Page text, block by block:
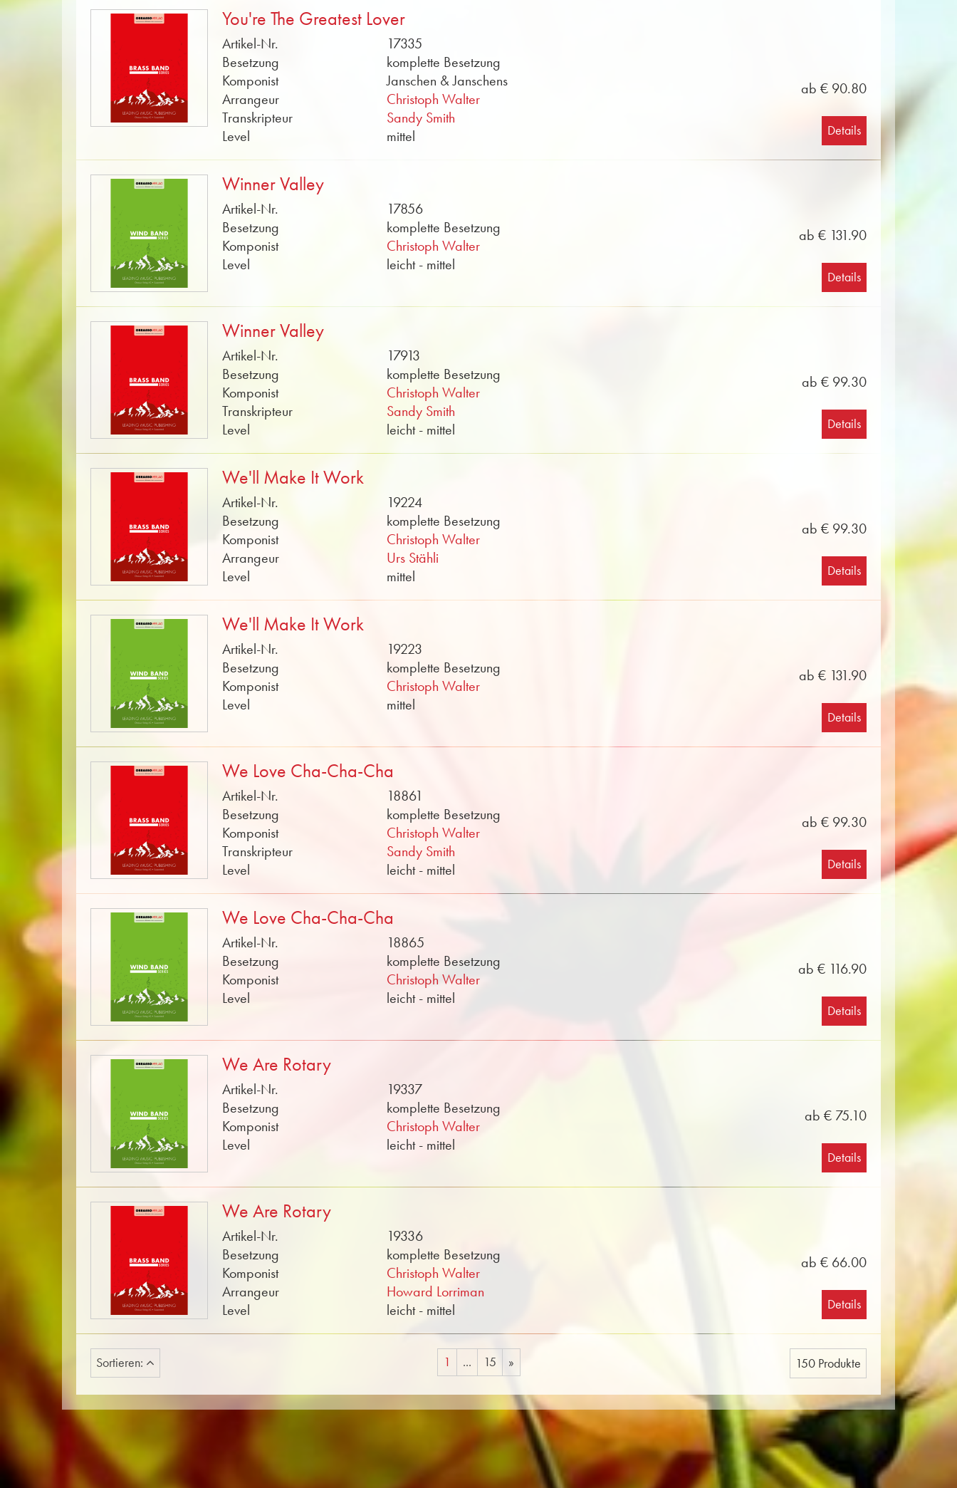
You're The Greatest Lover
Artikel-Nr.
17335
Besetzung
komplette Besetzung
Komponist
Janschen & Janschens
Arrangeur
Christoph Walter
Transkripteur
Sandy Smith
Level
mittel
ab € 90.80
Details
Winner Valley
Artikel-Nr.
17856
Besetzung
komplette Besetzung
Komponist
Christoph Walter
Level
leicht - mittel
ab € 131.90
Details
Winner Valley
Artikel-Nr.
17913
Besetzung
komplette Besetzung
Komponist
Christoph Walter
Transkripteur
Sandy Smith
Level
leicht - mittel
ab € 99.30
Details
We'll Make It Work
Artikel-Nr.
19224
Besetzung
komplette Besetzung
Komponist
Christoph Walter
Arrangeur
Urs Stähli
Level
mittel
ab € 99.30
Details
We'll Make It Work
Artikel-Nr.
19223
Besetzung
komplette Besetzung
Komponist
Christoph Walter
Level
mittel
ab € 131.90
Details
We Love Cha-Cha-Cha
Artikel-Nr.
18861
Besetzung
komplette Besetzung
Komponist
Christoph Walter
Transkripteur
Sandy Smith
Level
leicht - mittel
ab € 99.30
Details
We Love Cha-Cha-Cha
Artikel-Nr.
18865
Besetzung
komplette Besetzung
Komponist
Christoph Walter
Level
leicht - mittel
ab € 116.90
Details
We Are Rotary
Artikel-Nr.
19337
Besetzung
komplette Besetzung
Komponist
Christoph Walter
Level
leicht - mittel
ab € 75.10
Details
We Are Rotary
Artikel-Nr.
19336
Besetzung
komplette Besetzung
Komponist
Christoph Walter
Arrangeur
Howard Lorriman
Level
leicht - mittel
ab € 66.00
Details
Sortieren: 150 Produkte
1 ... 15 »